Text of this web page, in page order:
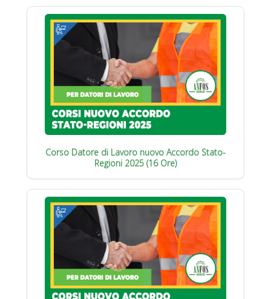
Corso Datore di Lavoro nuovo Accordo Stato-
Regioni 2025 (16 Ore)